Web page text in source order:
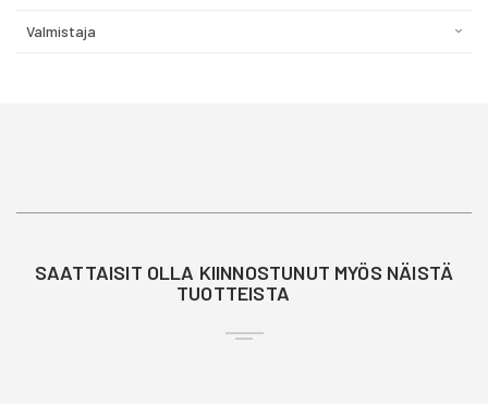
Valmistaja
SAATTAISIT OLLA KIINNOSTUNUT MYÖS NÄISTÄ
TUOTTEISTA